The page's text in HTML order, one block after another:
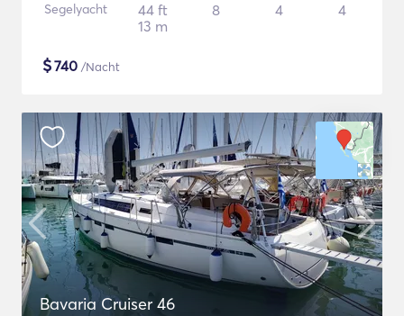
Segelyacht
44 ft
13 m
8 4 4
$740 /Nacht
Bavaria Cruiser 46